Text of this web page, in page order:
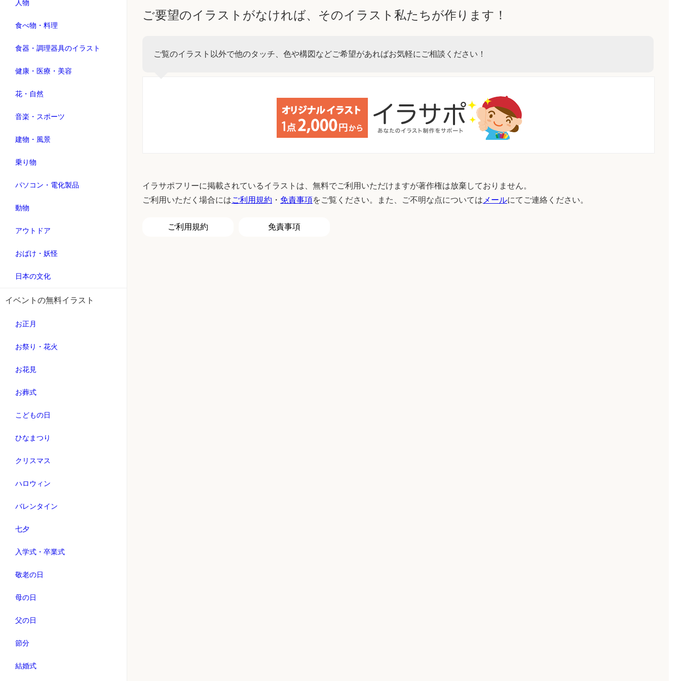
人物
食べ物・料理
食器・調理器具のイラスト
健康・医療・美容
花・自然
音楽・スポーツ
建物・風景
乗り物
パソコン・電化製品
動物
アウトドア
おばけ・妖怪
日本の文化
イベントの無料イラスト
お正月
お祭り・花火
お花見
お葬式
こどもの日
ひなまつり
クリスマス
ハロウィン
バレンタイン
七夕
入学式・卒業式
敬老の日
母の日
父の日
節分
結婚式
ご要望のイラストがなければ、そのイラスト私たちが作ります！
ご覧のイラスト以外で他のタッチ、色や構図などご希望があればお気軽にご相談ください！
イラサポフリーに掲載されているイラストは、無料でご利用いただけますが著作権は放棄しておりません。
ご利用いただく場合にはご利用規約 ・ 免責事項をご覧ください。また、ご不明な点については メールにてご連絡ください。
ご利用規約 免責事項